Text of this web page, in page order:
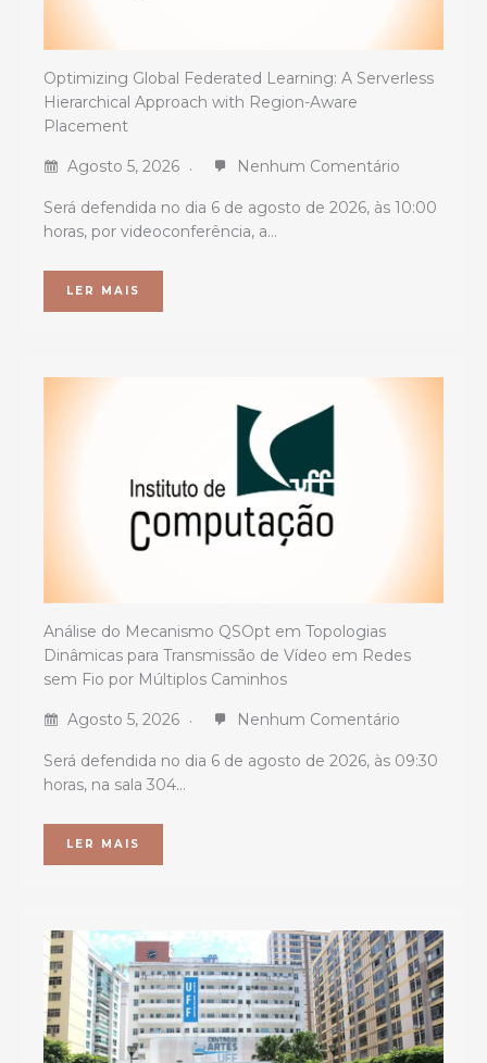
Optimizing Global Federated Learning: A Serverless
Hierarchical Approach with Region-Aware
Placement
Agosto 5, 2026 Nenhum Comentário
Será defendida no dia 6 de agosto de 2026, às 10:00
horas, por videoconferência, a…
LER MAIS
Análise do Mecanismo QSOpt em Topologias
Dinâmicas para Transmissão de Vídeo em Redes
sem Fio por Múltiplos Caminhos
Agosto 5, 2026 Nenhum Comentário
Será defendida no dia 6 de agosto de 2026, às 09:30
horas, na sala 304…
LER MAIS